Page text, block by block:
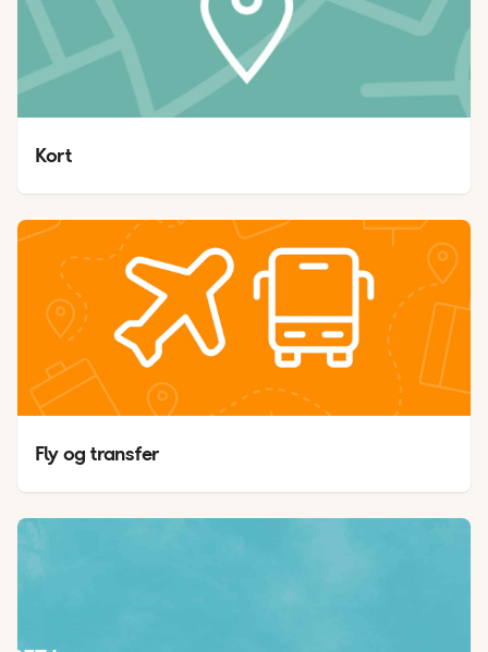
Kort
Fly og transfer